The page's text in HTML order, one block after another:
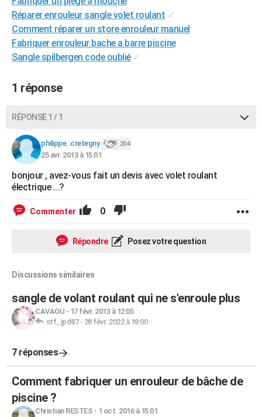
DICTIONNAIRE
Dictionnaire
Biographies
Citations
Expressions
Proverbes
PROGRAMME TV
COPAINS D'AVANT
Bricolage
Lifestyle
Culture
Sport
Auto
Television
Voyage
Cinema
Réparer enrouleur sangle volet roulant ✓
Comment réparer un store enrouleur manuel
Fabriquer enrouleur bache a barre piscine
Sangle spilbergen code oublié ✓
1 réponse
RÉPONSE 1 / 1
philippe..cretegny 204
25 avr. 2013 à 15:01
bonjour , avez-vous fait un devis avec volet roulant
électrique ...?
Commenter 0
Répondre Posez votre question
Discussions similaires
sangle de volant roulant qui ne s'enroule plus
CAVAOU - 17 févr. 2013 à 12:05
stf_jpd87- 28 févr. 2022 à 18:00
7 réponses
Comment fabriquer un enrouleur de bâche de
piscine ?
Christian RESTES - 1 oct. 2016 à 15:01